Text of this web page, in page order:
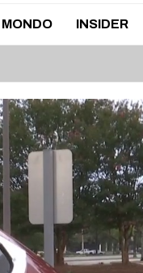
MONDO INSIDER